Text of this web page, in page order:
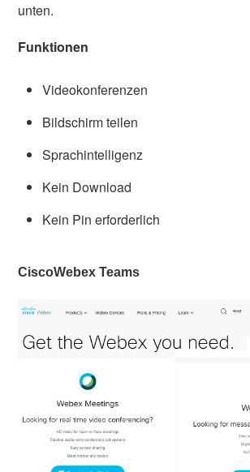
unten.
Funktionen
Videokonferenzen
Bildschirm teilen
Sprachintelligenz
Kein Download
Kein Pin erforderlich
CiscoWebex Teams